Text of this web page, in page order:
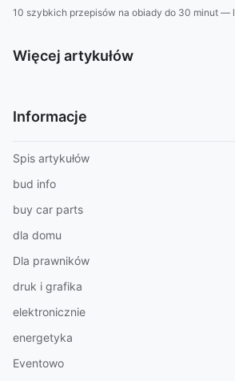
10 szybkich przepisów na obiady do 30 minut —
Więcej artykułów
Informacje
Spis artykułów
bud info
buy car parts
dla domu
Dla prawników
druk i grafika
elektronicznie
energetyka
Eventowo